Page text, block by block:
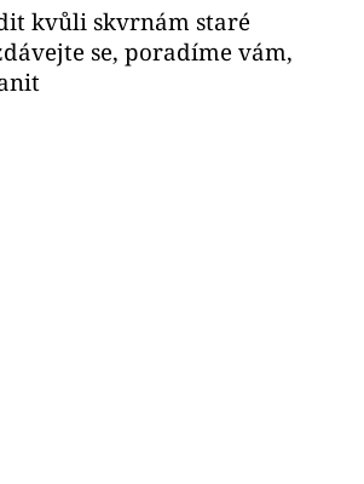
kvůli skvrnám staré
se, poradíme vám,